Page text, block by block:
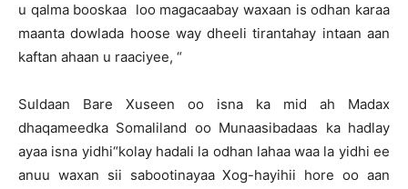
u qalma booskaa loo magacaabay waxaan is odhan karaa
maanta dowlada hoose way dheeli tirantahay intaan aan
kaftan ahaan u raaciyee, “
Suldaan Bare Xuseen oo isna ka mid ah Madax
dhaqameedka Somaliland oo Munaasibadaas ka hadlay
ayaa isna yidhi“kolay hadali la odhan lahaa waa la yidhi ee
anuu waxan sii sabootinayaa Xog-hayihii hore oo aan